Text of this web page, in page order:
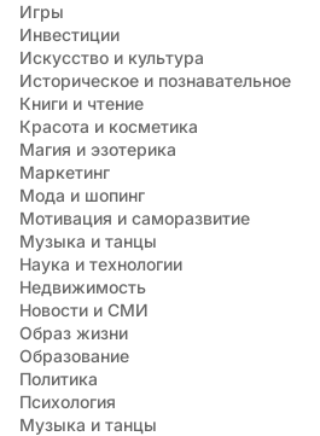
Игры
Инвестиции
Искусство и культура
Историческое и познавательное
Книги и чтение
Красота и косметика
Магия и эзотерика
Маркетинг
Мода и шопинг
Мотивация и саморазвитие
Музыка и танцы
Наука и технологии
Недвижимость
Новости и СМИ
Образ жизни
Образование
Политика
Психология
Музыка и танцы